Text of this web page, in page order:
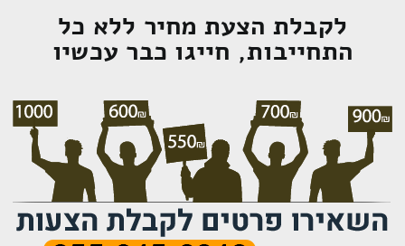
לקבלת הצעת מחיר ללא כל
התחייבות, חייגו כבר עכשיו